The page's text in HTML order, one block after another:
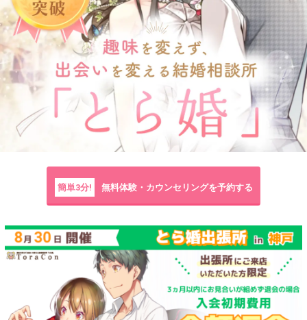
簡単3分! 無料体験・カウンセリングを予約する